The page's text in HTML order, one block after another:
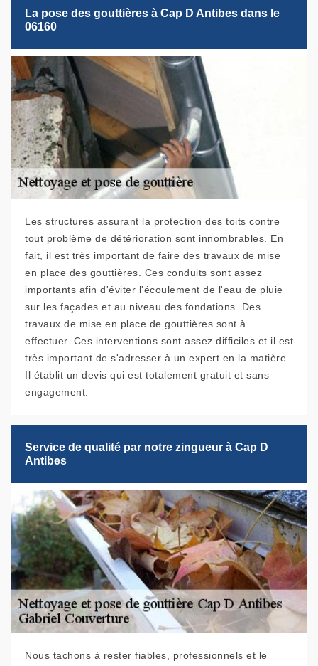
La pose des gouttières à Cap D Antibes dans le
06160
Les structures assurant la protection des toits contre
tout problème de détérioration sont innombrables. En
fait, il est très important de faire des travaux de mise
en place des gouttières. Ces conduits sont assez
importants afin d'éviter l'écoulement de l'eau de pluie
sur les façades et au niveau des fondations. Des
travaux de mise en place de gouttières sont à
effectuer. Ces interventions sont assez difficiles et il est
très important de s'adresser à un expert en la matière.
Il établit un devis qui est totalement gratuit et sans
engagement.
Service de qualité par notre zingueur à Cap D
Antibes
Nous tachons à rester fiables, professionnels et le